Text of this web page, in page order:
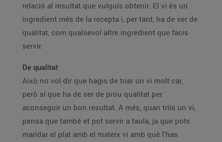
relació al resultat que vulguis obtenir. El vi és un
ingredient més de la recepta i, per tant, ha de ser de
qualitat, com qualsevol altre ingredient que facis
servir.
De qualitat
Això no vol dir que hagis de triar un vi molt car,
però sí que ha de ser de prou qualitat per
aconseguir un bon resultat. A més, quan triïs un vi,
pensa que també et pot servir a taula, ja que pots
maridar el plat amb el mateix vi amb què l'has